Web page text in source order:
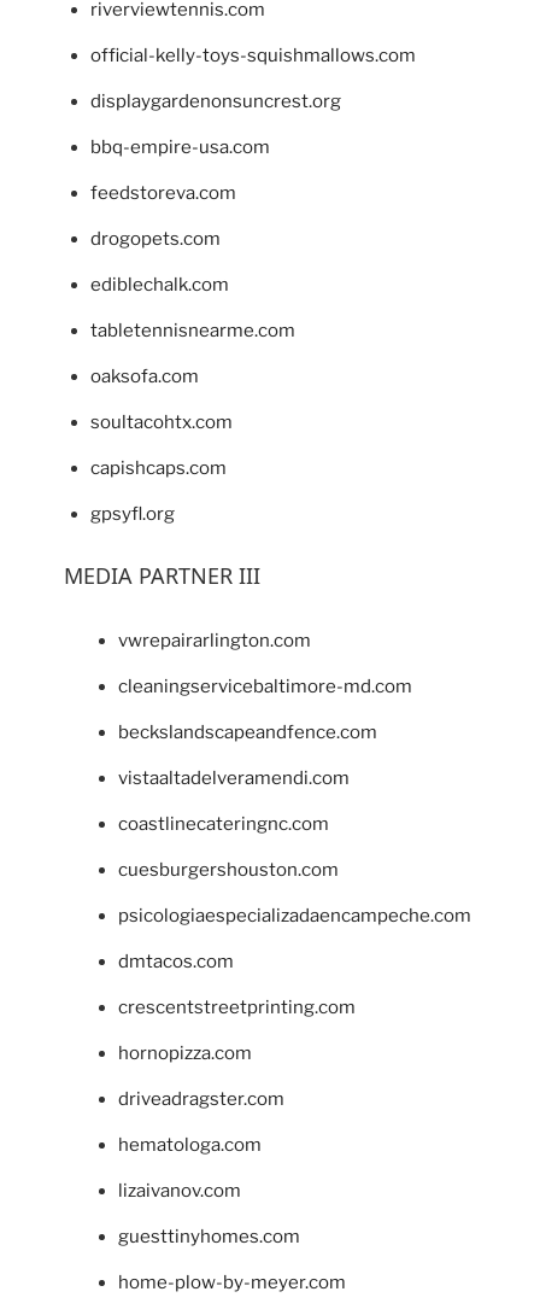
riverviewtennis.com
official-kelly-toys-squishmallows.com
displaygardenonsuncrest.org
bbq-empire-usa.com
feedstoreva.com
drogopets.com
ediblechalk.com
tabletennisnearme.com
oaksofa.com
soultacohtx.com
capishcaps.com
gpsyfl.org
MEDIA PARTNER III
vwrepairarlington.com
cleaningservicebaltimore-md.com
beckslandscapeandfence.com
vistaaltadelveramendi.com
coastlinecateringnc.com
cuesburgershouston.com
psicologiaespecializadaencampeche.com
dmtacos.com
crescentstreetprinting.com
hornopizza.com
driveadragster.com
hematologa.com
lizaivanov.com
guesttinyhomes.com
home-plow-by-meyer.com